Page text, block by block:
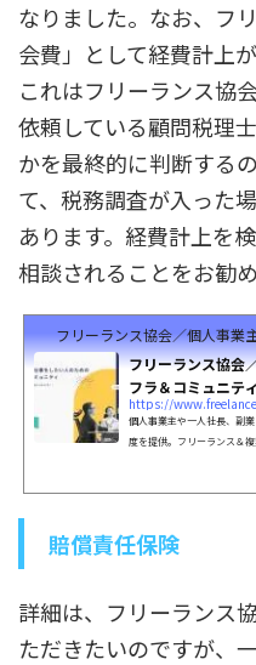
なりました。なお、フ
会費」として経費計上
これはフリーランス協
依頼している顧問税理
かを最終的に判断する
て、税務調査が入った
あります。経費計上を
相談されることをお勧め
フリーランス協会／個人事業
フリーランス協会
フラ＆コミュニティ
https://
個人事業主や一人社長、副
度を提供。フリーランス＆
賠償責任保険
詳細は、フリーランス
ただきたいのですが、